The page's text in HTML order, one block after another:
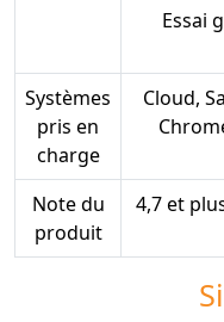
Essai
Systèmes
pris en
charge
Cloud,
Note du
produit
4,7 et